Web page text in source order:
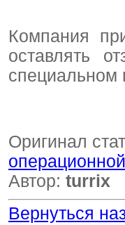
Компания
оставлять
специальном
Оригинал
Автор: turrix
Вернуться